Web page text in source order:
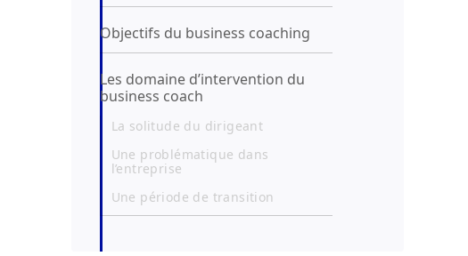
Objectifs du business coaching
Les domaine d’intervention du
business coach
La solitude du dirigeant
Une problématique dans
l’entreprise
Une période de transition